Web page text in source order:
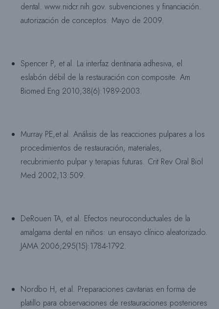
dental. www.nidcr.nih.gov. subvenciones y financiación.
autorización de conceptos. Mayo de 2009.
Spencer P, et al. La interfaz dentinaria adhesiva, el
eslabón débil de la restauración con composite. Am
Biomed Eng 2010;38(6):1989-2003.
Murray PE,et al. Análisis de las reacciones pulpares a los
procedimientos de restauración, materiales,
recubrimiento pulpar y terapias futuras. Crit Rev Oral Biol
Med 2002;13:509.
DeRouen TA, et al. Efectos neuroconductuales de la
amalgama dental en niños: un ensayo clínico aleatorizado.
JAMA 2006;295(15):1784-1792.
Nordbo H, et al. Preparaciones cavitarias en forma de
platillo para observaciones de restauraciones posteriores